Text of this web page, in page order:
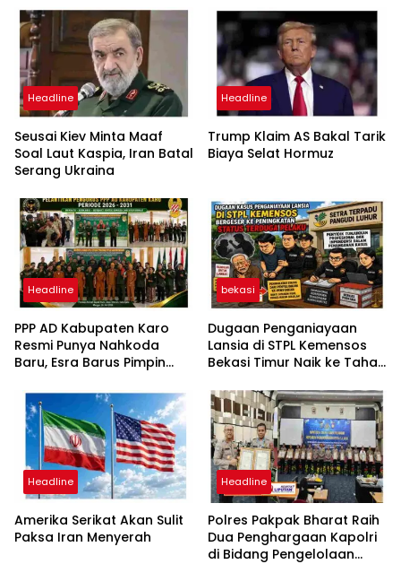
Headline
Seusai Kiev Minta Maaf
Soal Laut Kaspia, Iran Batal
Serang Ukraina
Headline
Trump Klaim AS Bakal Tarik
Biaya Selat Hormuz
Headline
PPP AD Kabupaten Karo
Resmi Punya Nahkoda
Baru, Esra Barus Pimpin
bekasi
Dugaan Penganiayaan
Lansia di STPL Kemensos
Bekasi Timur Naik ke Tahap
Minta Proses Transparan
dan Bebas Intervensi
Headline
Amerika Serikat Akan Sulit
Paksa Iran Menyerah
Headline
Polres Pakpak Bharat Raih
Dua Penghargaan Kapolri
di Bidang Pengelolaan